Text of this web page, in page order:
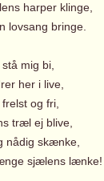
harper klinge,
lovsang bringe.
mig bi,
her i live,
og fri,
træl ej blive,
skænke,
sjælens lænke!